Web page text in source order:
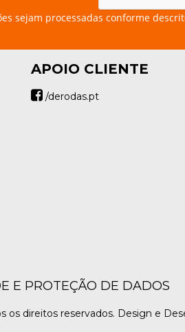
sejam processadas conforme
APOIO CLIENTE
/derodas.pt
E PROTEÇÃO DE DADOS
os direitos reservados. Design e